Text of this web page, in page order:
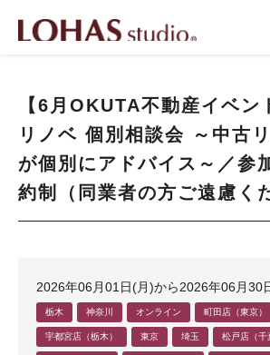
【6月OKUTA不動産イベン
リノベ 個別相談会 ～中古
が個別にアドバイス～／参
約制（同業者の方ご遠慮く
2026年06月01日(月)から2026年06月30
栃木 神奈川 オンライン 町田店（東京）
宇都宮店（栃木） 東京 埼玉 松戸店（千